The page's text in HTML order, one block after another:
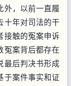
外，以前一直履
十年对司法的干
接触的冤案申诉
冤案背后都存在
最后判决书形成
于案件事实和证